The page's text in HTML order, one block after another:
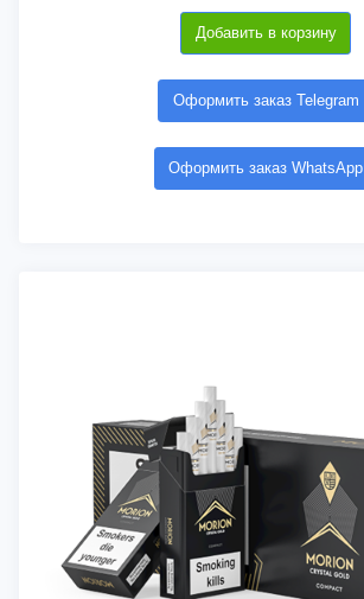
Добавить в корзину
Оформить заказ Telegram
Оформить заказ WhatsApp